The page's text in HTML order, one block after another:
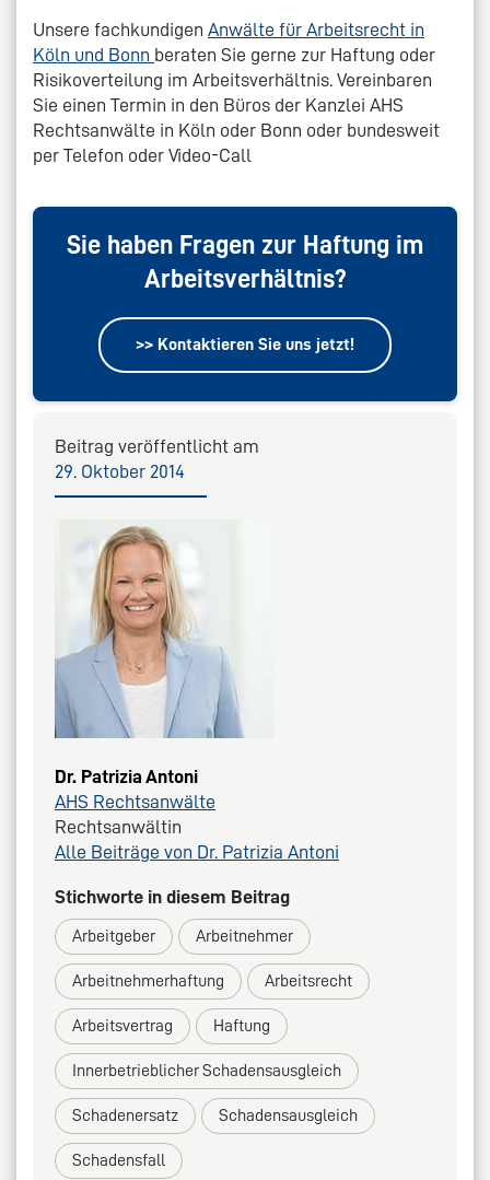
Unsere fachkundigen Anwälte für Arbeitsrecht in
Köln und Bonn beraten Sie gerne zur Haftung oder
Risikoverteilung im Arbeitsverhältnis. Vereinbaren
Sie einen Termin in den Büros der Kanzlei AHS
Rechtsanwälte in Köln oder Bonn oder bundesweit
per Telefon oder Video-Call
Sie haben Fragen zur Haftung im
Arbeitsverhältnis?
>> Kontaktieren Sie uns jetzt!
Beitrag veröffentlicht am
29. Oktober 2014
Dr. Patrizia Antoni
AHS Rechtsanwälte
Rechtsanwältin
Alle Beiträge von Dr. Patrizia Antoni
Stichworte in diesem Beitrag
Arbeitgeber Arbeitnehmer
Arbeitnehmerhaftung Arbeitsrecht
Arbeitsvertrag Haftung
Innerbetrieblicher Schadensausgleich
Schadenersatz Schadensausgleich
Schadensfall